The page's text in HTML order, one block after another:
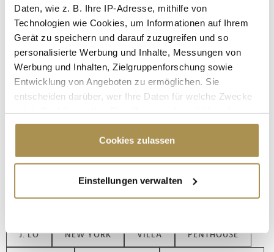
Daten, wie z. B. Ihre IP-Adresse, mithilfe von
Technologien wie Cookies, um Informationen auf Ihrem
Gerät zu speichern und darauf zuzugreifen und so
personalisierte Werbung und Inhalte, Messungen von
Werbung und Inhalten, Zielgruppenforschung sowie
Entwicklung von Angeboten zu ermöglichen. Sie
entscheiden darüber, wer Ihre Daten für welche Zwecke
Cookie-Erklärung oder durch Klicken auf das Privacy
Trigger Symbol ändern oder widerrufen
Informationen über Ihre geografische Lage
erfassen, welche bis auf einige Meter genau sein
bestimmten Merkmalen (Fingerprinting) identifizieren
Cookies zulassen
Einstellungen verwalten
Atlanta. Dafür warten auf den Besitzer ein Stall mit Platz für
zwölf Pferde und einen eigenen See. Das Anwesen steht
schon seit zwei Jahren zum Verkauf.
DWAYNE MARK WAHLBERG
J. LO NEW YORK VILLA PENTHOUSE